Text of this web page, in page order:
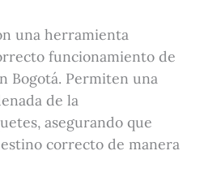
una herramienta
funcionamiento de
Bogotá. Permiten una
de la
asegurando que
correcto de manera